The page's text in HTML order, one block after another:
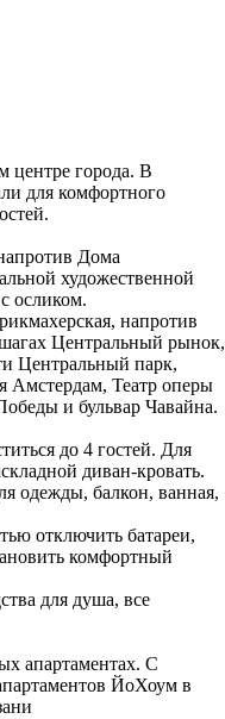
центре города. В
для комфортного
Дома
художественной
осликом.
напротив
шагах Центральный рынок,
Центральный парк,
Амстердам, Театр оперы
и бульвар Чавайна.
до 4 гостей. Для
диван-кровать.
одежды, балкон, ванная,
отключить батареи,
комфортный
для душа, все
апартаментах. С
ЙоХоум в